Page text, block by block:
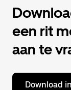
een rit
aan te
Download